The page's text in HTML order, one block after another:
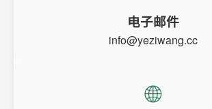
电子邮件
info@yeziwang.cc
🌐